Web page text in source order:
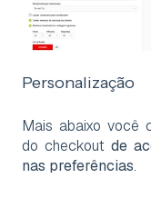
Personalização
Mais abaixo você
do checkoutde
nas preferências.